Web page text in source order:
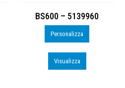
BS600 – 5139960
Personalizza
Visualizza